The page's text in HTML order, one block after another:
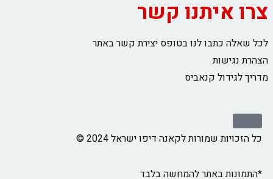
צרו איתנו קשר
לכל שאלה כתבו לנו בטופס יצירת קשר באתר
הצהרת נגישות
מדריך לגידול קנאביס
כל הזכויות שמורות לקאנה דיפו ישראל 2024 ©
*התמונות באתר להמחשה בלבד